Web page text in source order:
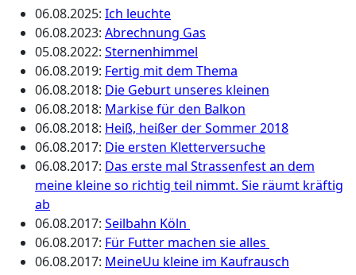
06.08.2025: Ich leuchte
06.08.2023: Abrechnung Gas
05.08.2022: Sternenhimmel
06.08.2019: Fertig mit dem Thema
06.08.2018: Die Geburt unseres kleinen
06.08.2018: Markise für den Balkon
06.08.2018: Heiß, heißer der Sommer 2018
06.08.2017: Die ersten Kletterversuche
06.08.2017: Das erste mal Strassenfest an dem
meine kleine so richtig teil nimmt. Sie räumt kräftig
ab
06.08.2017: Seilbahn Köln
06.08.2017: Für Futter machen sie alles
06.08.2017: MeineUu kleine im Kaufrausch